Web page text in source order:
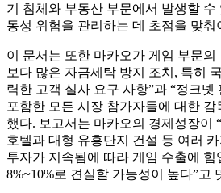
기 침체와 부동산 부문에서 발생할 수
동성 위험을 관리하는 데 초점을 맞춰
이 문서는 또한 마카오가 게임 부문
보다 많은 자금세탁 방지 조치, 특히
력한 고객 실사 요구 사항”과 “정크
포함한 모든 시장 참가자들에 대한 감
했다. 보고서는 마카오의 경제성장이
호텔과 대형 유흥단지 건설 등 여러
투자가 지속됨에 따라 게임 수출에 힘
8%~10%로 견실할 가능성이 높다”고